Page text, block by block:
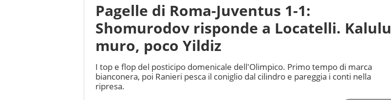
Pagelle di Roma-Juventus 1-1:
Shomurodov risponde a Locatelli. Kalulu
muro, poco Yildiz
I top e flop del posticipo domenicale dell'Olimpico. Primo tempo di marca
bianconera, poi Ranieri pesca il coniglio dal cilindro e pareggia i conti nella
ripresa.